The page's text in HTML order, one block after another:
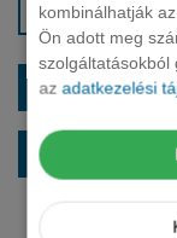
kombinálhatják
Ön adott meg
szolgáltatásokból
azadatkezelési
EXTRÁK ÉS